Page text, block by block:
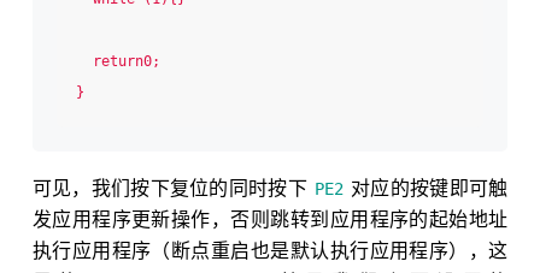
return0;
可见，我们按下复位的同时按下 PE2 对应的按键即可触
发应用程序更新操作，否则跳转到应用程序的起始地址
执行应用程序（断点重启也是默认执行应用程序），这